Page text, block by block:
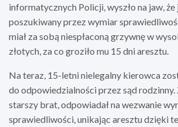
informatycznych Policji, wyszło na jaw, że
poszukiwany przez wymiar
miał za sobą niespłaconą grzywnę w
złotych, za co groziło mu 15 dni aresztu.
Na teraz, 15-letni nielegalny kierowca
do odpowiedzialności przez sąd rodzinny.
starszy brat, odpowiadał na wezwanie
sprawiedliwości, unikając aresztu dzięki